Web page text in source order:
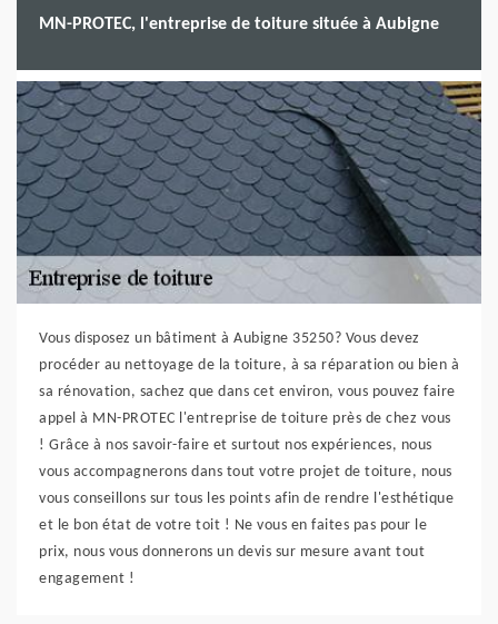
MN-PROTEC, l'entreprise de toiture située à Aubigne
Vous disposez un bâtiment à Aubigne 35250? Vous devez
procéder au nettoyage de la toiture, à sa réparation ou bien à
sa rénovation, sachez que dans cet environ, vous pouvez faire
appel à MN-PROTEC l'entreprise de toiture près de chez vous
! Grâce à nos savoir-faire et surtout nos expériences, nous
vous accompagnerons dans tout votre projet de toiture, nous
vous conseillons sur tous les points afin de rendre l'esthétique
et le bon état de votre toit ! Ne vous en faites pas pour le
prix, nous vous donnerons un devis sur mesure avant tout
engagement !